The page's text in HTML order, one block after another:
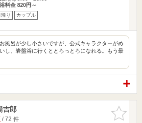
料金 820円～
帰り カップル
風呂が少し小さいですが、公式キャラクターがめ
し、岩盤浴に行くととろっとろになれる。もう最
お気に入
りに追加
吉郎
/ 72 件